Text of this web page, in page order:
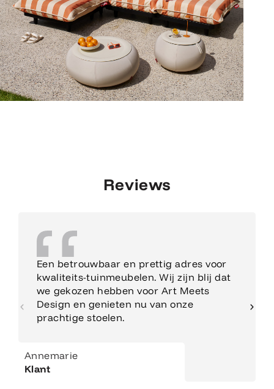
Reviews
Een betrouwbaar en prettig adres voor
kwaliteits-tuinmeubelen. Wij zijn blij dat
we gekozen hebben voor Art Meets
Design en genieten nu van onze
prachtige stoelen.
Annemarie
Klant